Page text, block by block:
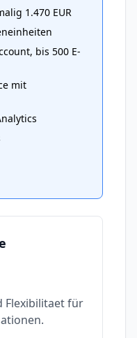
1.470 EUR
bis 500 E-
mit
Flexibilitaet für